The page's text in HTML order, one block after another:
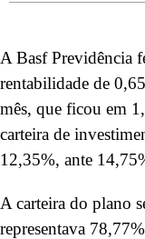
A Basf Previdência
rentabilidade de
mês, que ficou em
carteira de
12,35%, ante
A carteira do plano
representava